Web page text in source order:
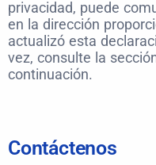
privacidad, puede
en la dirección
actualizó esta
vez, consulte la
continuación.
Contáctenos